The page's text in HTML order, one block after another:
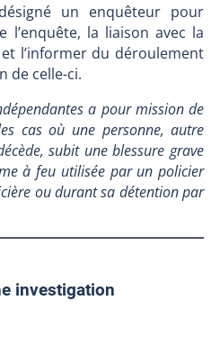
un enquêteur pour
la liaison avec la
l’informer du déroulement
de celle-ci.
a pour mission de
cas où une personne, autre
subit une blessure grave
à feu utilisée par un policier
ou durant sa détention par
investigation